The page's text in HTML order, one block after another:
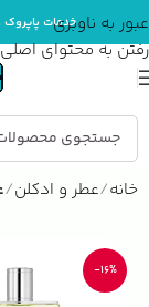
عبور به ناوبری
رفتن به محتوای اصلی
خدمات
خانه عطر و ادکلن
-16%